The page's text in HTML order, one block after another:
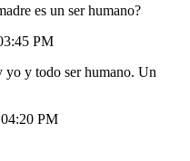
es un ser humano?
PM
yo y todo ser humano. Un
PM